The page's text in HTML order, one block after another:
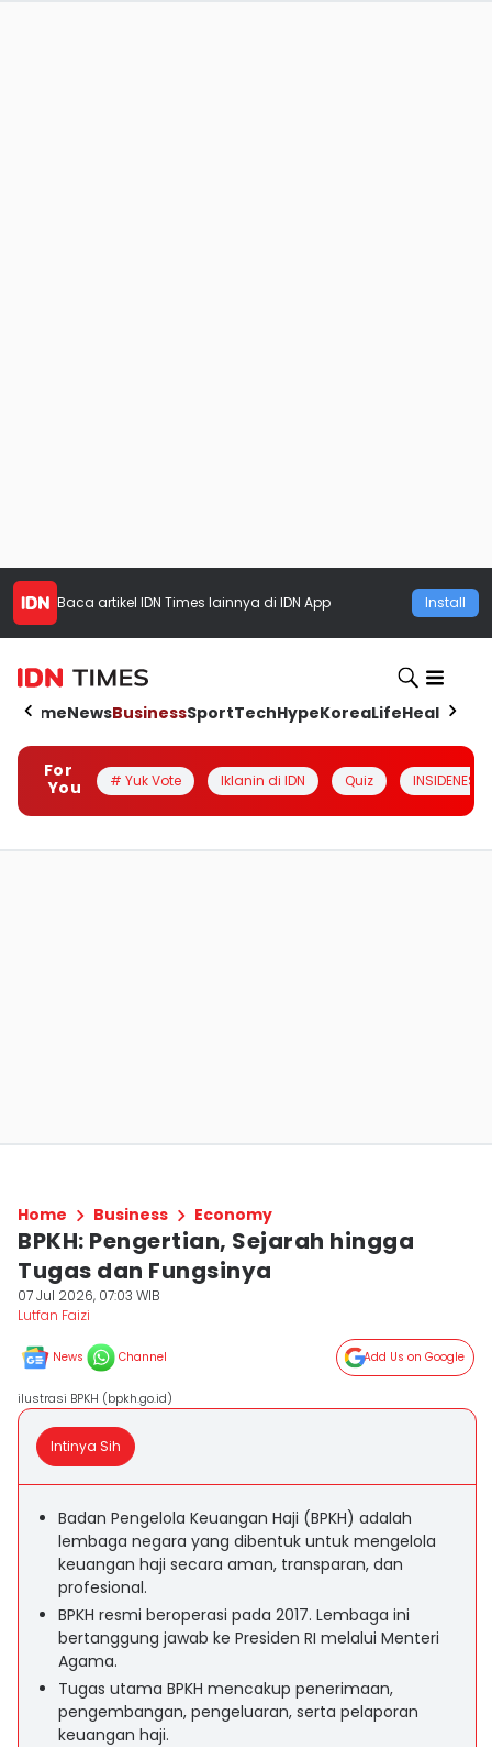
Baca artikel IDN Times lainnya di IDN App Install
HomeNewsBusinessSportTechHypeKoreaLifeHealth
For
You
# Yuk Vote Iklanin di IDN Quiz INSIDENESIA
Home Business Economy
BPKH: Pengertian, Sejarah hingga
Tugas dan Fungsinya
07 Jul 2026, 07:03 WIB
Lutfan Faizi
News Channel Add Us on Google
ilustrasi BPKH (bpkh.go.id)
Intinya Sih
Badan Pengelola Keuangan Haji (BPKH) adalah
lembaga negara yang dibentuk untuk mengelola
keuangan haji secara aman, transparan, dan
profesional.
BPKH resmi beroperasi pada 2017. Lembaga ini
bertanggung jawab ke Presiden RI melalui Menteri
Agama.
Tugas utama BPKH mencakup penerimaan,
pengembangan, pengeluaran, serta pelaporan
keuangan haji.